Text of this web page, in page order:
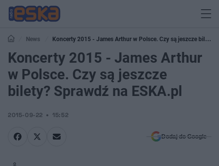
News
Koncerty 2015 - James Arthur w Polsce. Czy są jeszcze bilety?
Sprawdź na ESKA.pl
Koncerty 2015 - James Arthur
w Polsce. Czy są jeszcze
bilety? Sprawdź na ESKA.pl
2015-09-22 15:52
Dodaj do Google